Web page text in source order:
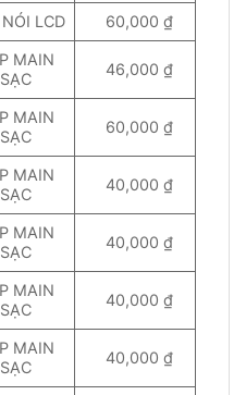
LCD 60,000 ₫
MAIN
SẠC
46,000 ₫
MAIN
SẠC
60,000 ₫
MAIN
SẠC
40,000 ₫
MAIN
SẠC
40,000 ₫
MAIN
SẠC
40,000 ₫
MAIN
SẠC
40,000 ₫